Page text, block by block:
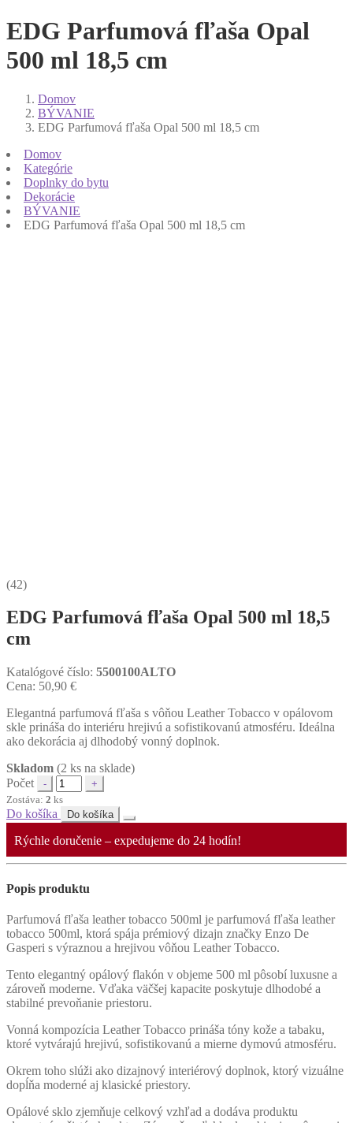
EDG Parfumová fľaša Opal
500 ml 18,5 cm
Domov
BÝVANIE
EDG Parfumová fľaša Opal 500 ml 18,5 cm
Domov
Kategórie
Doplnky do bytu
Dekorácie
BÝVANIE
EDG Parfumová fľaša Opal 500 ml 18,5 cm
(42)
EDG Parfumová fľaša Opal 500 ml 18,5
cm
Katalógové číslo: 5500100ALTO
Cena: 50,90 €
Elegantná parfumová fľaša s vôňou Leather Tobacco v opálovom
skle prináša do interiéru hrejivú a sofistikovanú atmosféru. Ideálna
ako dekorácia aj dlhodobý vonný doplnok.
Skladom (2 ks na sklade)
Počet
Zostáva: 2 ks
Do košíka Do košíka
Rýchle doručenie – expedujeme do 24 hodín!
Popis produktu
Parfumová fľaša leather tobacco 500ml je parfumová fľaša leather
tobacco 500ml, ktorá spája prémiový dizajn značky Enzo De
Gasperi s výraznou a hrejivou vôňou Leather Tobacco.
Tento elegantný opálový flakón v objeme 500 ml pôsobí luxusne a
zároveň moderne. Vďaka väčšej kapacite poskytuje dlhodobé a
stabilné prevoňanie priestoru.
Vonná kompozícia Leather Tobacco prináša tóny kože a tabaku,
ktoré vytvárajú hrejivú, sofistikovanú a mierne dymovú atmosféru.
Okrem toho slúži ako dizajnový interiérový doplnok, ktorý vizuálne
dopĺňa moderné aj klasické priestory.
Opálové sklo zjemňuje celkový vzhľad a dodáva produktu